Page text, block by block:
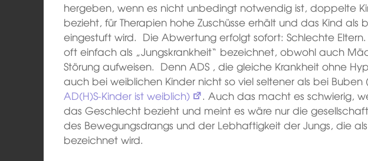
hergeben, wenn es nicht unbedingt notwendig ist, doppelte
bezieht, für Therapien hohe Zuschüsse erhält und das Kind als
eingestuft wird. Die Abwertung erfolgt sofort: Schlechte
oft einfach als „Jungskrankheit“ bezeichnet, obwohl auch
Störung aufweisen. Denn ADS , die gleiche Krankheit ohne
auch bei weiblichen Kinder nicht so viel seltener als bei Buben
AD(H)S-Kinder ist weiblich)
. Auch das macht es schwierig,
das Geschlecht bezieht und meint es wäre nur die
des Bewegungsdrangs und der Lebhaftigkeit der Jungs, die
bezeichnet wird.